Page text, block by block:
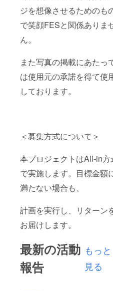
ジを想像させるためのも
で笑顔FESと関係ありま
ん。
また写真の掲載にあたっ
は使用元の承諾を得て使
しております。
＜募集方式について＞
本プロジェクトはAll-in方
で実施します。目標金額
満たない場合も、
計画を実行し、リターン
お届けします。
最新の活動
報告
もっと
見る